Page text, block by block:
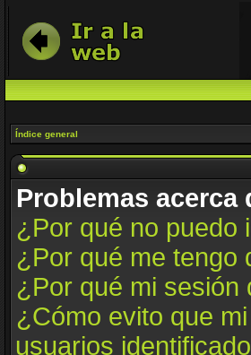
Índice general
Problemas
¿Por qué no puedo
¿Por qué me tengo
¿Por qué mi sesión
¿Cómo evito que
usuarios